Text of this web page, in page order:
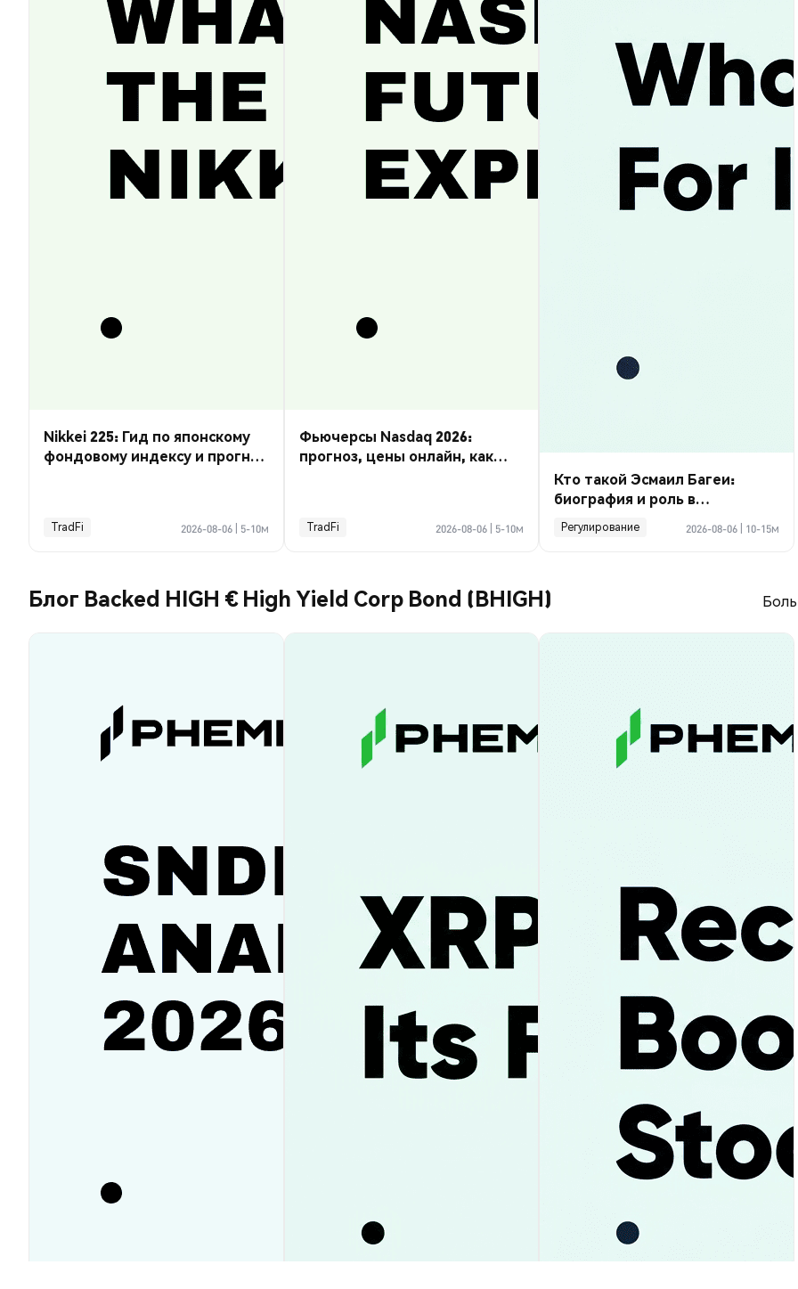
Nikkei 225: Гид по японскому
фондовому индексу и прогноз
TradFi 2026-08-06 5-10м
Фьючерсы Nasdaq 2026:
прогноз, цены онлайн, как
TradFi 2026-08-06 5-10м
Кто такой Эсмаил Багеи:
биография и роль в
криптосделке по Ормузу
Регулирование 2026-08-06 10-15м
Блог Backed HIGH € High Yield Corp Bond (BHIGH)